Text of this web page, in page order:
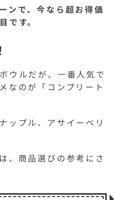
ンで、今なら超お得価
です。
ウルだが、一番人気で
なのが「コンプリート
ップル、アサイーベリ
、商品選びの参考にさ